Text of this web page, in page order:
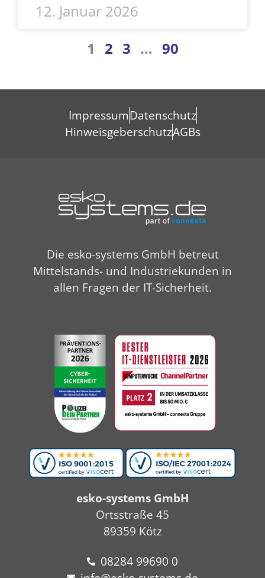
12. Januar 2026
1 2 3 … 90
ImpressumDatenschutz
HinweisgeberschutzAGBs
Die esko-systems GmbH betreut
Mittelstands- und Industriekunden in
allen Fragen der IT-Sicherheit.
esko-systems GmbH
Ortsstraße 45
89359 Kötz
08284 99690 0